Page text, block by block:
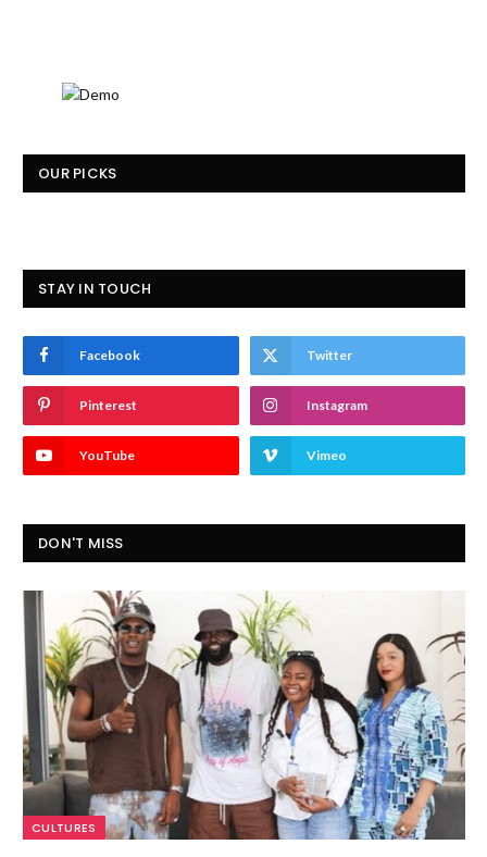
OUR PICKS
STAY IN TOUCH
Facebook Twitter
Pinterest Instagram
YouTube Vimeo
DON'T MISS
CULTURES